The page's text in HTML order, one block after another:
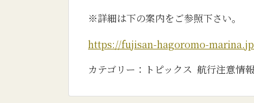
※詳細は下の案内をご参照下さい。
https://fujisan-hagoromo-
カテゴリー： トピックス 航行注意情報